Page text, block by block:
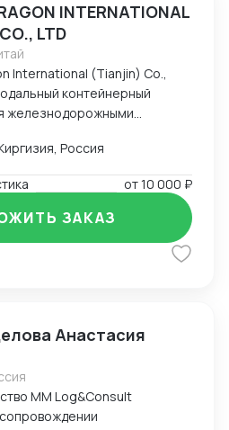
INTERNATIONAL
LTD
International (Tianjin) Co.,
контейнерный
железнодорожными
из Китая в Россию.
опыт в сфере
перевозки. Весь
курируется
здесь работают более
стран. На сегодня Global
Co., LTD
Россия
от10 000 ₽
ЗАКАЗ
Анастасия
MM Log&Consult